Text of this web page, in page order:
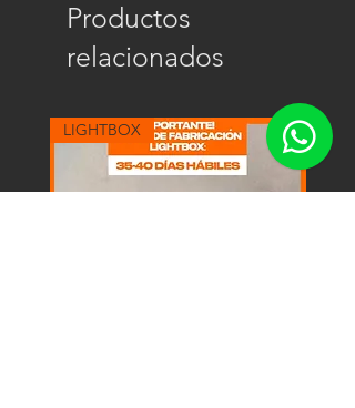
Productos
relacionados
LIGHTBOX